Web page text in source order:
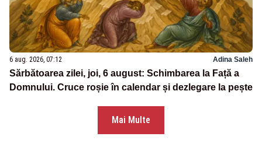
6 aug. 2026, 07:12 Adina Saleh
Sărbătoarea zilei, joi, 6 august: Schimbarea la Față a
Domnului. Cruce roșie în calendar și dezlegare la pește
Mai Multe